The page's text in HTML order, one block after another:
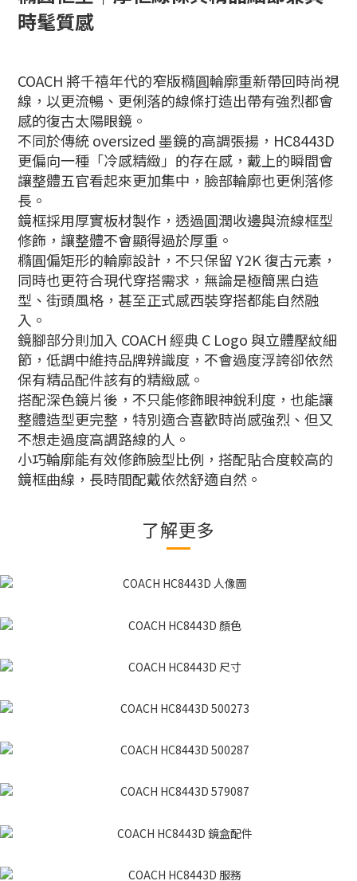
時髦質感
COACH 將千禧年代的窄版橢圓輪廓重新帶回時尚視
線，以更流暢、更俐落的線條打造出帶有強烈都會
感的復古太陽眼鏡。
不同於傳統 oversized 墨鏡的高調張揚，HC8443D
更偏向一種「冷感精緻」的存在感，戴上的瞬間會
讓整體五官看起來更加集中，臉部輪廓也更俐落修
長。
鏡框採用厚實板材製作，透過圓潤收邊與流線框型
修飾，讓整體不會顯得過於厚重。
橢圓偏矩形的輪廓設計，不只保留 Y2K 復古元素，
同時也更符合現代穿搭需求，無論是極簡黑白造
型、街頭風格，甚至正式感西裝穿搭都能自然融
入。
鏡腳部分則加入 COACH 經典 C Logo 與立體壓紋細
節，低調中維持品牌辨識度，不會過度浮誇卻依然
保有精品配件該有的精緻感。
搭配深色鏡片後，不只能修飾眼神銳利度，也能讓
整體造型更完整，特別適合喜歡時尚感強烈、但又
不想走過度高調路線的人。
小巧輪廓能有效修飾臉型比例，搭配貼合度較高的
鏡框曲線，長時間配戴依然舒適自然。
了解更多